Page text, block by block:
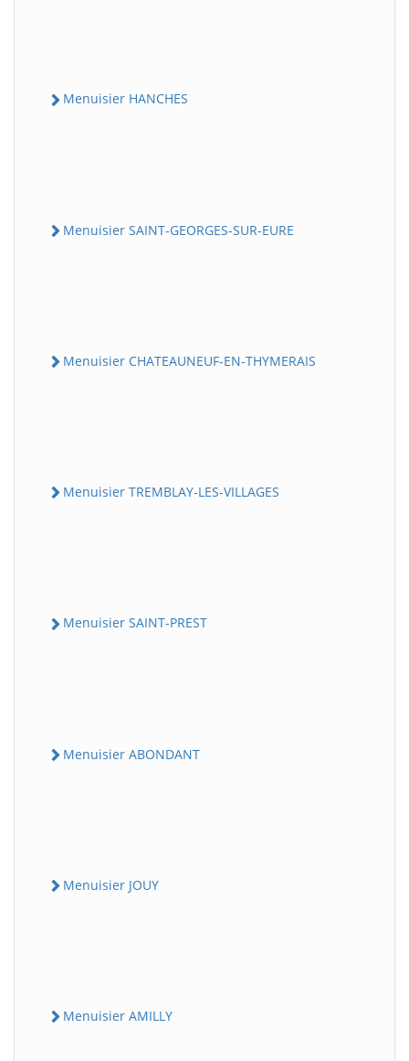
Menuisier HANCHES
Menuisier SAINT-GEORGES-SUR-EURE
Menuisier CHATEAUNEUF-EN-THYMERAIS
Menuisier TREMBLAY-LES-VILLAGES
Menuisier SAINT-PREST
Menuisier ABONDANT
Menuisier JOUY
Menuisier AMILLY